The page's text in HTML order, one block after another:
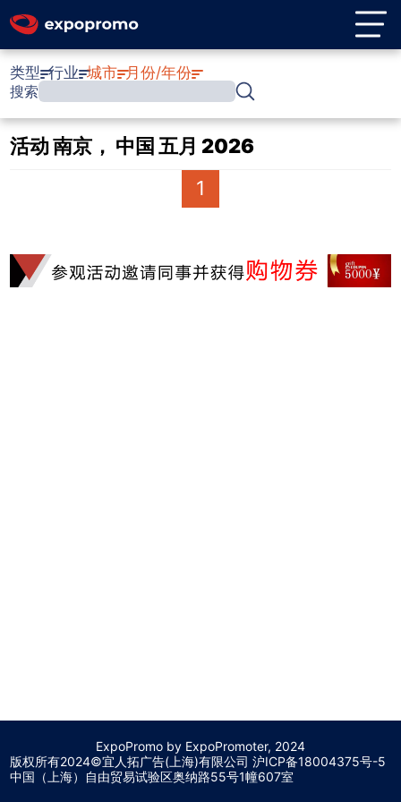
类型 行业 城市 月份/年份
搜索
活动 南京， 中国 五月 2026
1
ExpoPromo by ExpoPromoter, 2024
版权所有2024©宜人拓广告(上海)有限公司 沪ICP备18004375号-5
中国（上海）自由贸易试验区奥纳路55号1幢607室